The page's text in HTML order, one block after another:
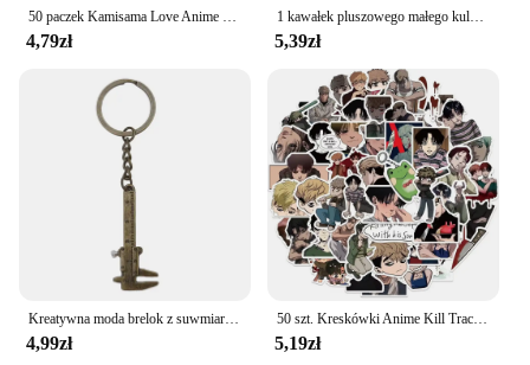
50 paczek Kamisama Love Anime Manga naklejki prezent Graffiti Diy Diy Diy deskorolka Laptop Ipad naklejki wodoodporne
4,79zł
1 kawałek pluszowego małego kulki miałowe breloczka Qianyuan Qianxun nadaje się do Hayao Miyazaki fani anime plecaka charms courtya
5,39zł
Kreatywna moda brelok z suwmiarką z noniuszem dla mężczyzny kobieta biżuteria akcesoria prezent na boże narodzenie przenośny gadżet model narzędzie brelok
4,99zł
50 szt. Kreskówki Anime Kill Tracker Graffiti wodoodporna naklejka kreatywny modny lodówkę deskorolkę kask gitarowy naklejka dekoracyjna
5,19zł